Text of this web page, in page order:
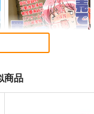
商品